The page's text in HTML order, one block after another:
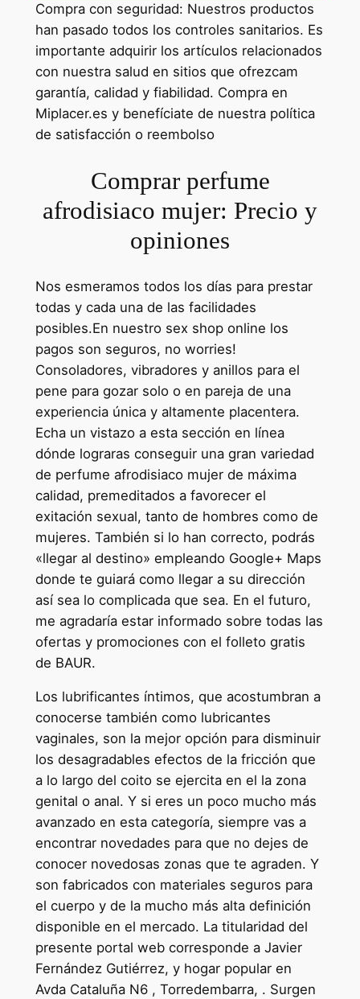
Compra con seguridad: Nuestros productos
han pasado todos los controles sanitarios. Es
importante adquirir los artículos relacionados
con nuestra salud en sitios que ofrezcam
garantía, calidad y fiabilidad. Compra en
Miplacer.es y benefíciate de nuestra política
de satisfacción o reembolso
Comprar perfume
afrodisiaco mujer: Precio y
opiniones
Nos esmeramos todos los días para prestar
todas y cada una de las facilidades
posibles.En nuestro sex shop online los
pagos son seguros, no worries!
Consoladores, vibradores y anillos para el
pene para gozar solo o en pareja de una
experiencia única y altamente placentera.
Echa un vistazo a esta sección en línea
dónde lograras conseguir una gran variedad
de perfume afrodisiaco mujer de máxima
calidad, premeditados a favorecer el
exitación sexual, tanto de hombres como de
mujeres. También si lo han correcto, podrás
«llegar al destino» empleando Google+ Maps
donde te guiará como llegar a su dirección
así sea lo complicada que sea. En el futuro,
me agradaría estar informado sobre todas las
ofertas y promociones con el folleto gratis
de BAUR.
Los lubrificantes íntimos, que acostumbran a
conocerse también como lubricantes
vaginales, son la mejor opción para disminuir
los desagradables efectos de la fricción que
a lo largo del coito se ejercita en el la zona
genital o anal. Y si eres un poco mucho más
avanzado en esta categoría, siempre vas a
encontrar novedades para que no dejes de
conocer novedosas zonas que te agraden. Y
son fabricados con materiales seguros para
el cuerpo y de la mucho más alta definición
disponible en el mercado. La titularidad del
presente portal web corresponde a Javier
Fernández Gutiérrez, y hogar popular en
Avda Cataluña N6 , Torredembarra, . Surgen